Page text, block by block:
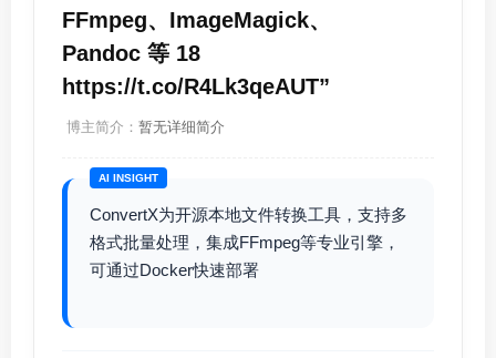
FFmpeg、ImageMagick、
Pandoc 等 18
https://t.co/R4Lk3qeAUT”
博主简介： 暂无详细简介
AI INSIGHT
ConvertX为开源本地文件转换工具，支持多
格式批量处理，集成FFmpeg等专业引擎，
可通过Docker快速部署